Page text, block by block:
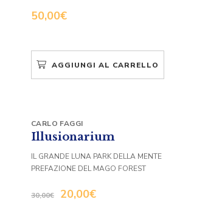
50,00€
AGGIUNGI AL CARRELLO
Illusionarium
30,00€ 20,00€
CARLO FAGGI
IL GRANDE LUNA PARK DELLA MENTE
PREFAZIONE DEL MAGO FOREST